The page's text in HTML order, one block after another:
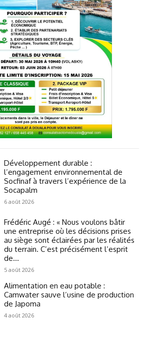
Développement durable :
l’engagement environnemental de
Socfinaf à travers l’expérience de la
Socapalm
6 août 2026
Frédéric Augé : « Nous voulons bâtir
une entreprise où les décisions prises
au siège sont éclairées par les réalités
du terrain. C’est précisément l’esprit
de...
5 août 2026
Alimentation en eau potable :
Camwater sauve l’usine de production
de Japoma
4 août 2026